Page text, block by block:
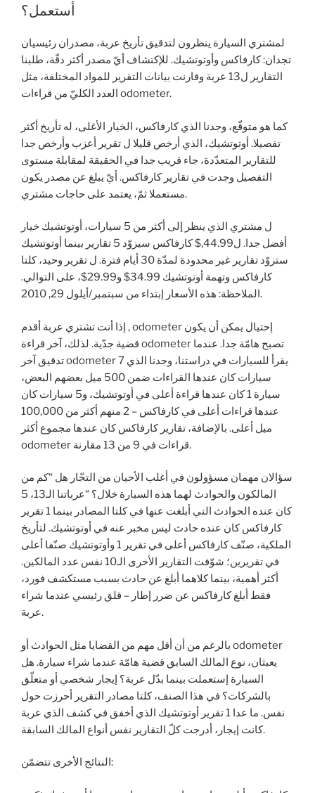
أستعمل؟
لمشتري السيارة ينظرون لتدقيق تأريخ عربة، مصدران رئيسيان
تجدان: كارفاكس وأوتوتشيك. للإكتشاف أيّ مصدر أكثر دقّة، طلبنا
التقارير ل13 عربة وقارنت بيانات التقرير للمواد المختلفة، مثل
العدد الكليّ من قراءات odometer.
كما هو متوقّع، وجدنا الذي كارفاكس، الخيار الأغلى، له تأريخ أكثر
تفصيلا. أوتوتشيك، الذي أرخص قليلا ل تقرير أعزب وأرخص جدا
للتقارير المتعدّدة، جاء قريب جدا في الحقيقة لمقابلة مستوى
التفصيل وجدت في تقارير كارفاكس. أيّ يبلغ عن مصدر يكون
مستعملا ثمّ، يعتمد على حاجات مشتري.
ل مشتري الذي ينظر إلى أكثر من 5 سيارات، أوتوتشيك خيار
أفضل جدا. ل44.99,$ كارفاكس سيزوّد 5 تقارير بينما أوتوتشيك
ستزوّد تقارير غير محدودة لمدّة 30 أيام فترة. ل تقرير وحيد، كلتا
كارفاكس وتهمة أوتوتشيك 34.99$ و29.99$، على التوالي.
الملاحظة: هذه الأسعار إبتداء من سبتمبر/أيلول 29, 2010.
إذا أنت تشتري عربة أقدم , odometer إحتيال يمكن أن يكون
قضية جدّية. لذلك، آخر قراءة odometer تصبح هامّة جدا. عندما
تدقيق آخر odometer يقرأ للسيارات في دراستنا، وجدنا الذي 7
سيارات كان عندها القراءات ضمن 500 ميل بعضهم البعض،
سيارة 1 كان عندها قراءة أعلى في أوتوتشيك، و5 سيارات كان
عندها قراءات أعلى في كارفاكس – 2 منهم أكثر من 100,000
ميل أعلى. بالإضافة، تقارير كارفاكس كان عندها مجموع أكثر
odometer قراءات في 9 من 13 مقارنة.
سؤالان مهمان مسؤولون في أغلب الأحيان من التجّار هل “كم من
المالكون والحوادث لهما هذه السيارة خلال؟ “عرباتنا الـ13، 5
كان عنده الحوادث التي أبلغت عنها في كلتا المصادر بينما 1 تقرير
كارفاكس كان عنده حادث ليس مخبر عنه في أوتوتشيك. لتأريخ
الملكية، صنّف كارفاكس أعلى في تقرير 1 وأوتوتشيك صنّفا أعلى
في تقريرين؛ شوّفت التقارير الأخرى الـ10 نفس عدد المالكين.
أكثر أهمية، بينما كلاهما أبلغ عن حادث بسبب مستكشف فورد،
فقط أبلغ كارفاكس عن ضرر إطار – قلق رئيسي عندما شراء
عربة.
بالرغم من أن أقل مهم من القضايا مثل الحوادث أو odometer
يعبثان، نوع المالك السابق قضية هامّة عندما شراء سيارة. هل
السيارة إستعملت بينما بدّل عربة؟ إيجار شخصي أو متعلّق
بالشركات؟ في هذا الصنف، كلتا مصادر التقرير أحرزت حول
نفس. ما عدا 1 تقرير أوتوتشيك الذي أخفق في كشف الذي عربة
كانت إيجار، أدرجت كلّ التقارير نفس أنواع المالك السابقة.
النتائج الأخرى تتضمّن: